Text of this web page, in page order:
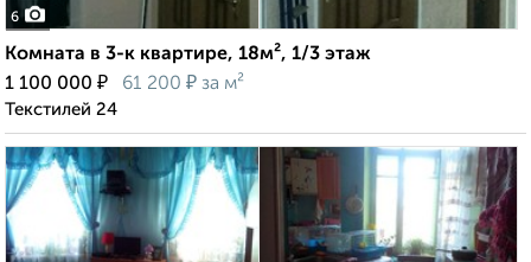
6
Комната в 3-к квартире, 18м², 1/3 этаж
1 100 000 ₽ 61 200 ₽ за м²
Текстилей 24